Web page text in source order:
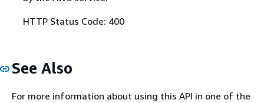
HTTP Status Code: 400
See Also
For more information about using this API in one of the